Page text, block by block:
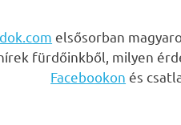
elsősorban
fürdőinkből, milyen
Facebookon és